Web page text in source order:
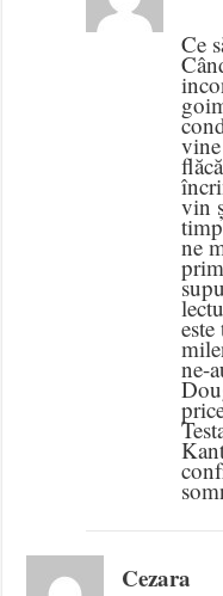
Ce
vin
ne
ne-
Cezara